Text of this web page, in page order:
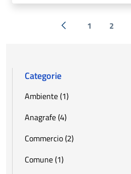
« Precedente
1 2
Categorie
Ambiente (1)
Anagrafe (4)
Commercio (2)
Comune (1)